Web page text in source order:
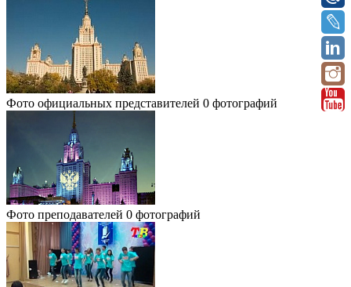
Фото официальных представителей 0 фотографий
Фото преподавателей 0 фотографий